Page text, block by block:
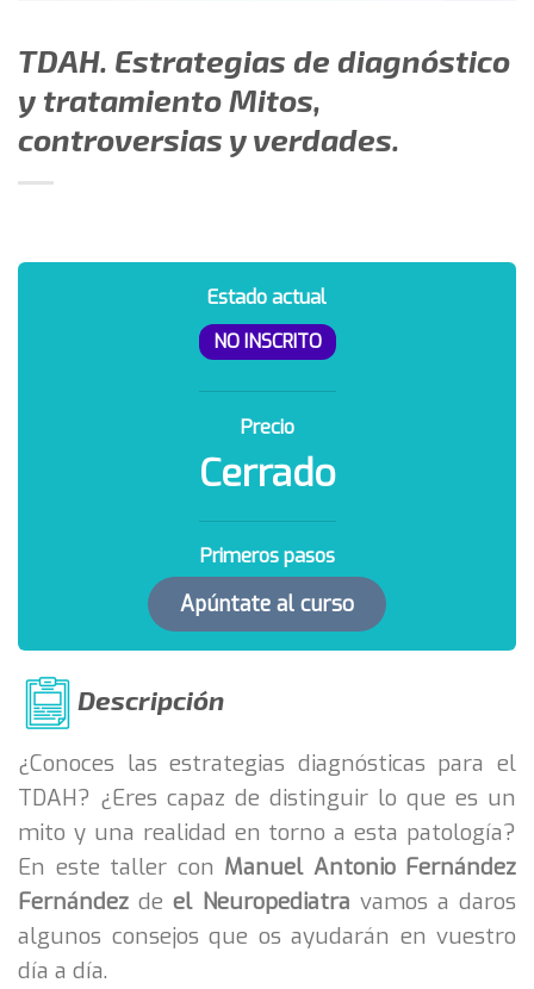
TDAH. Estrategias de diagnóstico
y tratamiento Mitos,
controversias y verdades.
Estado actual
NO INSCRITO
Precio
Cerrado
Primeros pasos
Apúntate al curso
Descripción
¿Conoces las estrategias diagnósticas para el
TDAH? ¿Eres capaz de distinguir lo que es un
mito y una realidad en torno a esta patología?
En este taller con Manuel Antonio Fernández
Fernández de el Neuropediatra vamos a daros
algunos consejos que os ayudarán en vuestro
día a día.